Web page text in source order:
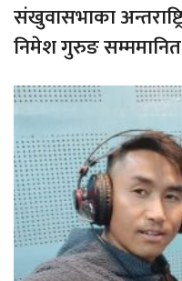
संखुवासभाका
निमेश गुरुङ सम्ममानित